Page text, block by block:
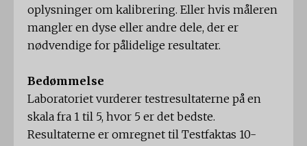
oplysninger om kalibrering. Eller hvis måleren
mangler en dyse eller andre dele, der er
nødvendige for pålidelige resultater.
Bedømmelse
Laboratoriet vurderer testresultaterne på en
skala fra 1 til 5, hvor 5 er det bedste.
Resultaterne er omregnet til Testfaktas 10-